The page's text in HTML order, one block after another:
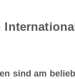
sind am